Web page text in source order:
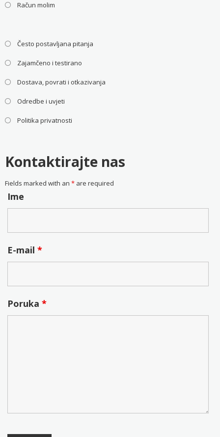
Račun molim
Često postavljana pitanja
Zajamčeno i testirano
Dostava, povrati i otkazivanja
Odredbe i uvjeti
Politika privatnosti
Kontaktirajte nas
Fields marked with an *are required
Ime
E-mail *
Poruka *